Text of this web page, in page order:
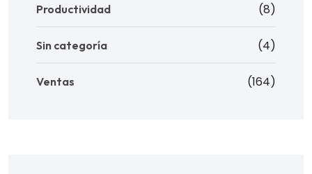
Productividad (8)
Sin categoría (4)
Ventas (164)